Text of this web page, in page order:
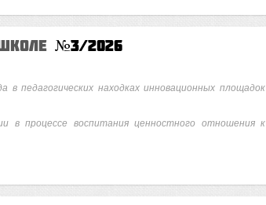
№3/2026
в педагогических находках инновационных площадок
в процессе воспитания ценностного отношения к